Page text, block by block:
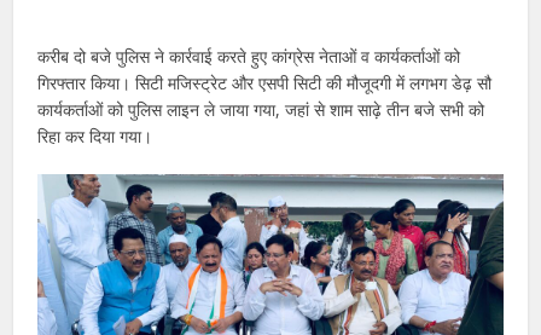
करीब दो बजे पुलिस ने कार्रवाई करते हुए कांग्रेस नेताओं व कार्यकर्ताओं को
गिरफ्तार किया। सिटी मजिस्ट्रेट और एसपी सिटी की मौजूदगी में लगभग डेढ़ सौ
कार्यकर्ताओं को पुलिस लाइन ले जाया गया, जहां से शाम साढ़े तीन बजे सभी को
रिहा कर दिया गया।